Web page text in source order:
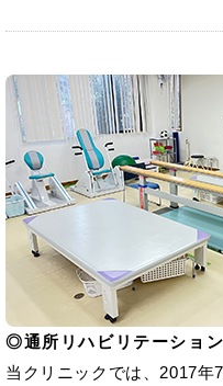
通所リハビリテーショ
当クリニックでは、2017年